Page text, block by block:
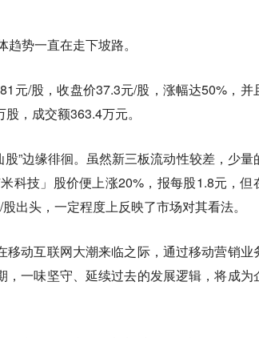
势一直在走下坡路。
元/股，收盘价37.3元/股，涨幅达50%，并
，成交额363.4万元。
”边缘徘徊。虽然新三板流动性较差，少量
科技」股价便上涨20%，报每股1.8元，但
出头，一定程度上反映了市场对其看法。
动互联网大潮来临之际，通过移动营销业
一味坚守、延续过去的发展逻辑，将成为